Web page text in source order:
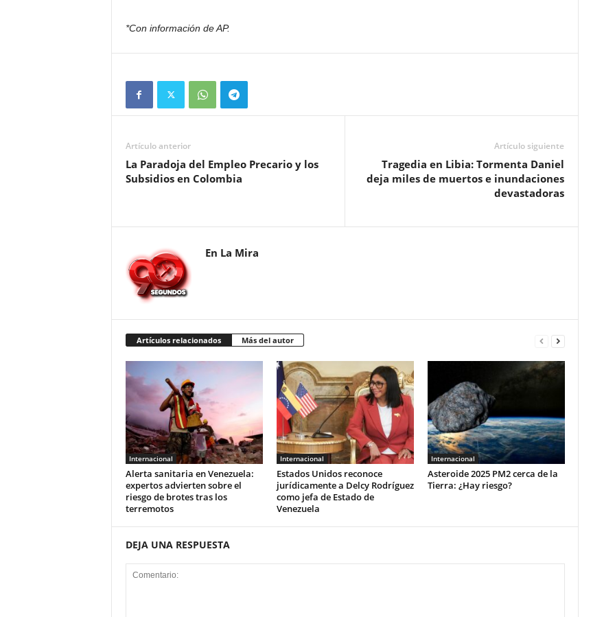
*Con información de AP.
Artículo anterior
La Paradoja del Empleo Precario y los
Subsidios en Colombia
Artículo siguiente
Tragedia en Libia: Tormenta Daniel
deja miles de muertos e inundaciones
devastadoras
En La Mira
Artículos relacionados Más del autor
Internacional
Alerta sanitaria en Venezuela:
expertos advierten sobre el
riesgo de brotes tras los
terremotos
Internacional
Estados Unidos reconoce
jurídicamente a Delcy Rodríguez
como jefa de Estado de
Venezuela
Internacional
Asteroide 2025 PM2 cerca de la
Tierra: ¿Hay riesgo?
DEJA UNA RESPUESTA